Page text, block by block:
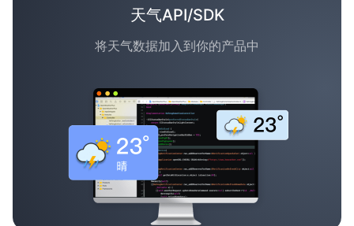
天气API/SDK
将天气数据加入到你的产品中